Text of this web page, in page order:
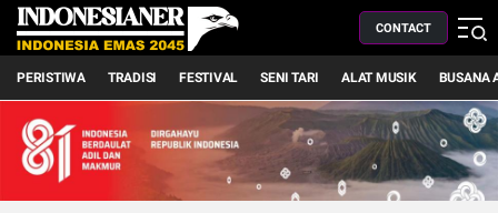
CONTACT
PERISTIWA TRADISI FESTIVAL SENI TARI ALAT MUSIK BUSANA